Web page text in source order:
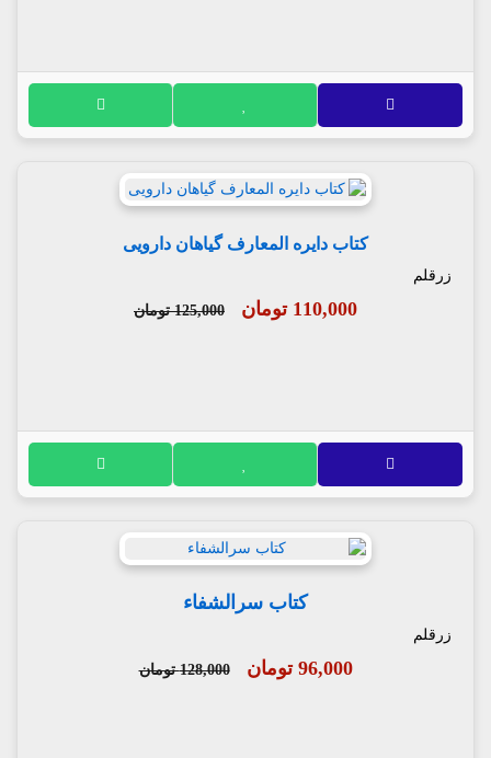
کتاب دایره المعارف گیاهان دارویی
زرقلم
110,000 تومان 125,000 تومان
کتاب سرالشفاء
زرقلم
96,000 تومان 128,000 تومان